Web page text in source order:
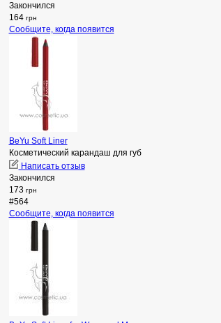
Закончился
164 грн
Сообщите, когда появится
BeYu Soft Liner
Косметический карандаш для губ
Написать отзыв
Закончился
173 грн
#564
Сообщите, когда появится